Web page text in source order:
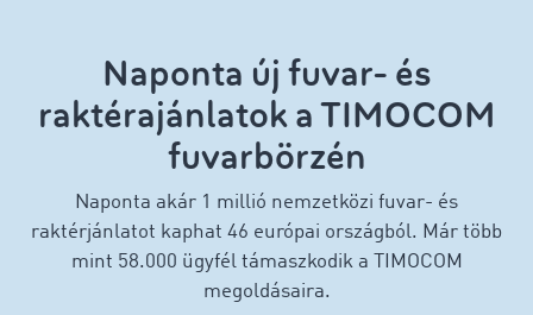
Naponta új fuvar- és
raktérajánlatok a TIMOCOM
fuvarbörzén
Naponta akár 1 millió nemzetközi fuvar- és
raktérjánlatot kaphat 46 európai országból. Már több
mint 58.000 ügyfél támaszkodik a TIMOCOM
megoldásaira.